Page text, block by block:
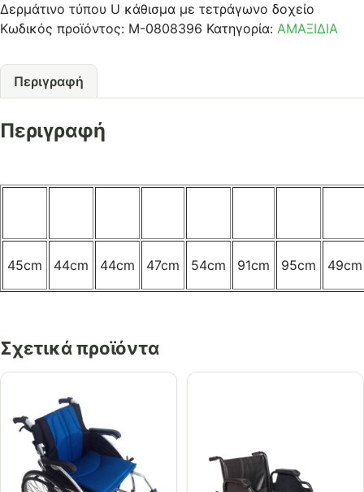
Δερμάτινο τύπου U κάθισμα με τετράγωνο δοχείο
Κωδικός προϊόντος: Μ-0808396 Κατηγορία: ΑΜΑΞΙΔΙΑ
Περιγραφή
Περιγραφή
45cm 44cm 44cm 47cm 54cm 91cm 95cm 49cm
Σχετικά προϊόντα